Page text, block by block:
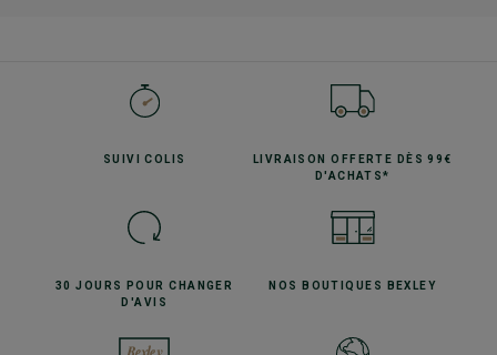
SUIVICOLIS LIVRAISON OFFERTE
DÈS 99€
D'ACHATS*
30 JOURS POURCHANGER
D'AVIS
NOS BOUTIQUES BEXLEY